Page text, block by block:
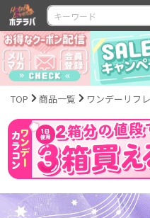
TOP 商品一覧 ワンデーリフ